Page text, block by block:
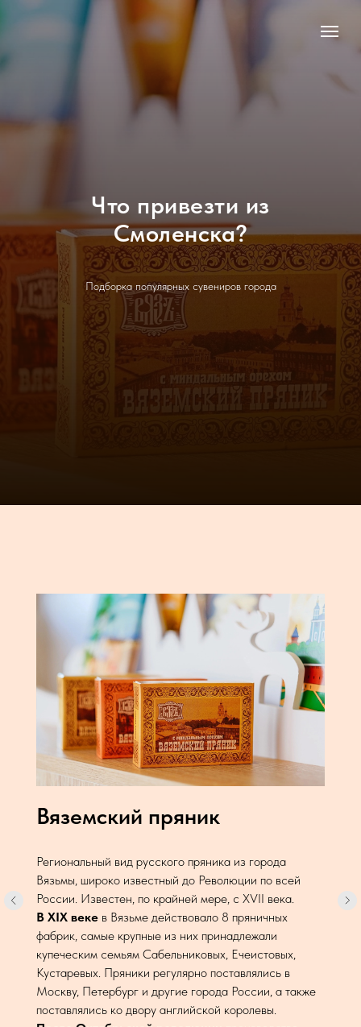
Что привезти из
Смоленска?
Подборка популярных сувениров города
Вяземский пряник
Региональный вид русского пряника из города
Вязьмы, широко известный до Революции по всей
России. Известен, по крайней мере, с XVII века.
В XIX веке в Вязьме действовало 8 пряничных
фабрик, самые крупные из них принадлежали
купеческим семьям Сабельниковых, Ечеистовых,
Кустаревых. Пряники регулярно поставлялись в
Москву, Петербург и другие города России, а также
поставлялись ко двору английской королевы.